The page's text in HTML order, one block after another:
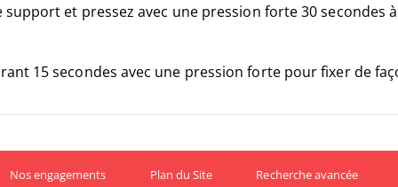
et pressez avec une pression forte 30 secondes
15 secondes avec une pression forte pour fixer de
Nos engagements Plan du Site Recherche avancée